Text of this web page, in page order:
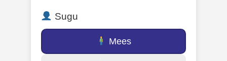
Sugu
Mees